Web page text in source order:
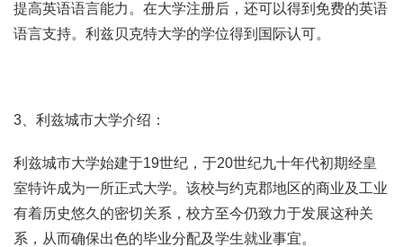
提高英语语言能力。在大学注册后，还可以得到免费的英语
语言支持。利兹贝克特大学的学位得到国际认可。
3、利兹城市大学介绍：
利兹城市大学始建于19世纪，于20世纪九十年代初期经皇
室特许成为一所正式大学。该校与约克郡地区的商业及工业
有着历史悠久的密切关系，校方至今仍致力于发展这种关
系，从而确保出色的毕业分配及学生就业事宜。